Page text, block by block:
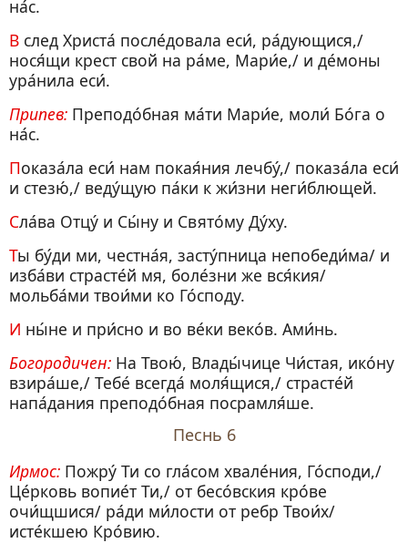
на́с.
В след Христа́ после́довала еси́, ра́дующися,/
нося́щи крест свой на ра́ме, Мари́е,/ и де́моны
ура́нила еси́.
Припев: Преподо́бная ма́ти Мари́е, моли́ Бо́га о
на́с.
Показа́ла еси́ нам покая́ния лечбу́,/ показа́ла еси́
и стезю́,/ веду́щую па́ки к жи́зни неги́блющей.
Сла́ва Отцу́ и Сы́ну и Свято́му Ду́ху.
Ты бу́ди ми, честна́я, засту́пница непобеди́ма/ и
изба́ви страсте́й мя, боле́зни же вся́кия/
мольба́ми твои́ми ко Го́споду.
И ны́не и при́сно и во ве́ки веко́в. Ами́нь.
Богородичен: На Твою́, Влады́чице Чи́стая, ико́ну
взира́ше,/ Тебе́ всегда́ моля́щися,/ страсте́й
напа́дания преподо́бная посрамля́ше.
Песнь 6
Ирмос: Пожру́ Ти со гла́сом хвале́ния, Го́споди,/
Це́рковь вопие́т Ти,/ от бесо́вския кро́ве
очи́щшися/ ра́ди ми́лости от ребр Твои́х/
исте́кшею Кро́вию.